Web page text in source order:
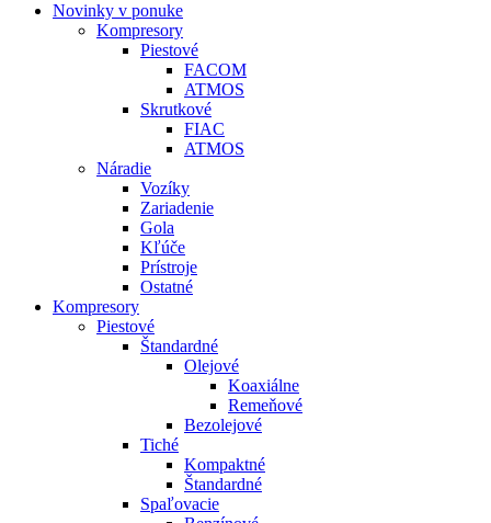
Novinky v ponuke
Kompresory
Piestové
FACOM
ATMOS
Skrutkové
FIAC
ATMOS
Náradie
Vozíky
Zariadenie
Gola
Kľúče
Prístroje
Ostatné
Kompresory
Piestové
Štandardné
Olejové
Koaxiálne
Remeňové
Bezolejové
Tiché
Kompaktné
Štandardné
Spaľovacie